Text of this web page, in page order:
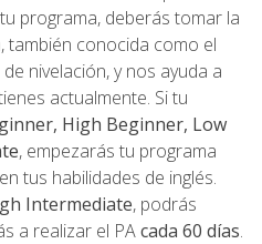
programa, deberás tomar la
también conocida como el
nivelación, y nos ayuda a
actualmente. Si tu
High Beginner, Low
, empezarás tu programa
tus habilidades de inglés.
Intermediate, podrás
a realizar el PAcada 60 días.